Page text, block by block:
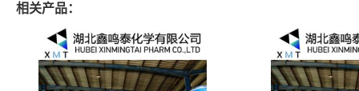
相关产品：